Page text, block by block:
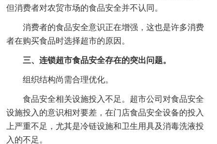
但消费者对农贸市场的食品安全并不认同。
消费者的食品安全意识正在增强，这也是许多消费
者在购买食品时选择超市的原因。
三、连锁超市食品安全存在的突出问题。
组织结构尚需合理优化。
食品安全相关设施投入不足。超市公司对食品安全
设施投入的意识相对要差，在门店食品安全设备的投入
上严重不足，尤其是冷链设施和卫生用具及消毒洗液投
入的不足。